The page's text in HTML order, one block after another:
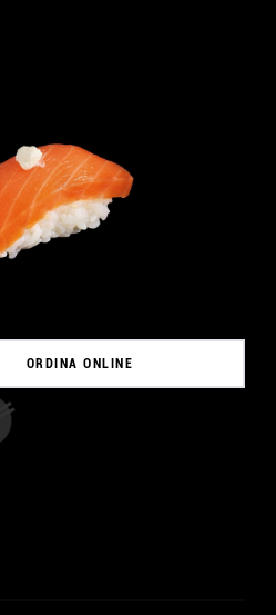
ORDINA ONLINE